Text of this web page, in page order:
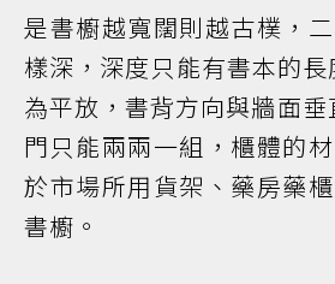
是書櫥越寬闊則越古樸，
樣深，深度只能有書本的
為平放，書背方向與牆面
門只能兩兩一組，櫃體的
於市場所用貨架、藥房藥
書櫥。